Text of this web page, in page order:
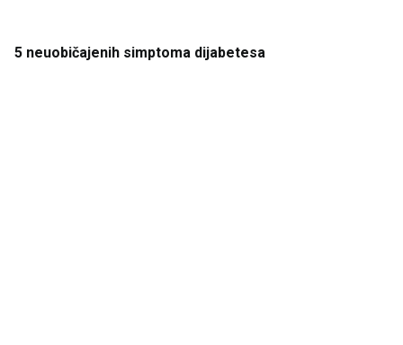
5 neuobičajenih simptoma dijabetesa